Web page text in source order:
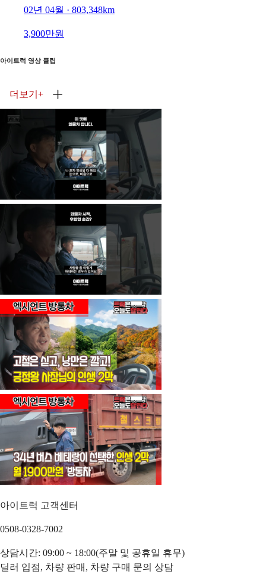
02년 04월 · 803,348km
3,900만원
아이트럭 영상 클립
더보기 +
아이트럭 고객센터
0508-0328-7002
상담시간: 09:00 ~ 18:00(주말 및 공휴일 휴무)
딜러 입점, 차량 판매, 차량 구매 문의 상담